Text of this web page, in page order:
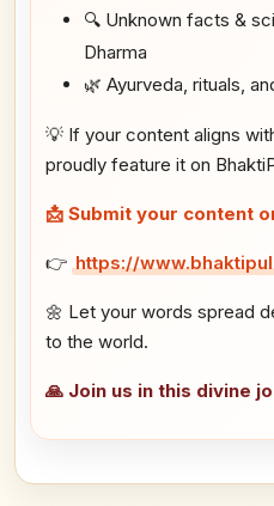
🔍 Unknown facts &
Dharma
🌿 Ayurveda, rituals,
💡 If your content aligns
proudly feature it on
📩 Submit your content
👉 https://
🌼 Let your words spread
to the world.
🙏 Join us in this divine